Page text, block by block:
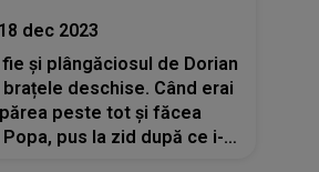
18 dec 2023
și plângăciosul de Dorian
deschise. Când erai
peste tot și făcea
pus la zid după ce i-a